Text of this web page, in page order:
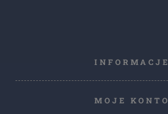
INFORMACJE
MOJE KONTO